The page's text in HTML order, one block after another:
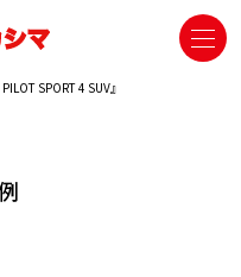
SPORT 4 SUV』